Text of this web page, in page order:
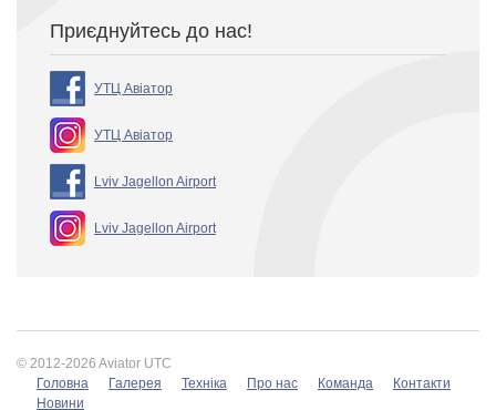
Приєднуйтесь до нас!
УТЦ Авіатор
УТЦ Авіатор
Lviv Jagellon Airport
Lviv Jagellon Airport
© 2012-2026 Aviator UTC
Головна
Галерея Техніка Про нас Команда
Контакти
Новини